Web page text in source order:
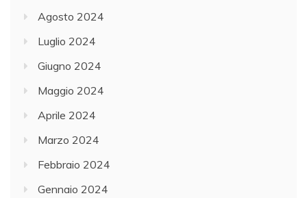
Agosto 2024
Luglio 2024
Giugno 2024
Maggio 2024
Aprile 2024
Marzo 2024
Febbraio 2024
Gennaio 2024